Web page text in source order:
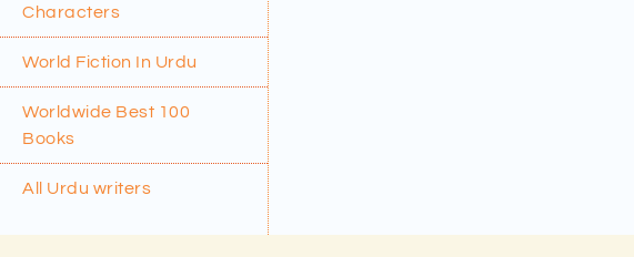
Characters
World Fiction In Urdu
Worldwide Best 100
Books
All Urdu writers